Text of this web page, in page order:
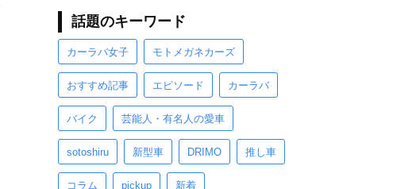
話題のキーワード
カーラバ女子 モトメガネカーズ
おすすめ記事 エピソード カーラバ
バイク 芸能人・有名人の愛車
sotoshiru 新型車 DRIMO 推し車
コラム pickup 新着